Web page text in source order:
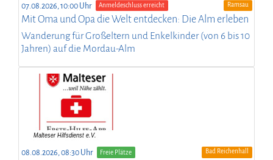
07.08.2026, 10:00 Uhr Anmeldeschluss erreicht Ramsau
Mit Oma und Opa die Welt entdecken: Die Alm erleben
Wanderung für Großeltern und Enkelkinder (von 6 bis 10
Jahren) auf die Mordau-Alm
08.08.2026, 08:30 Uhr Freie Plätze Bad Reichenhall